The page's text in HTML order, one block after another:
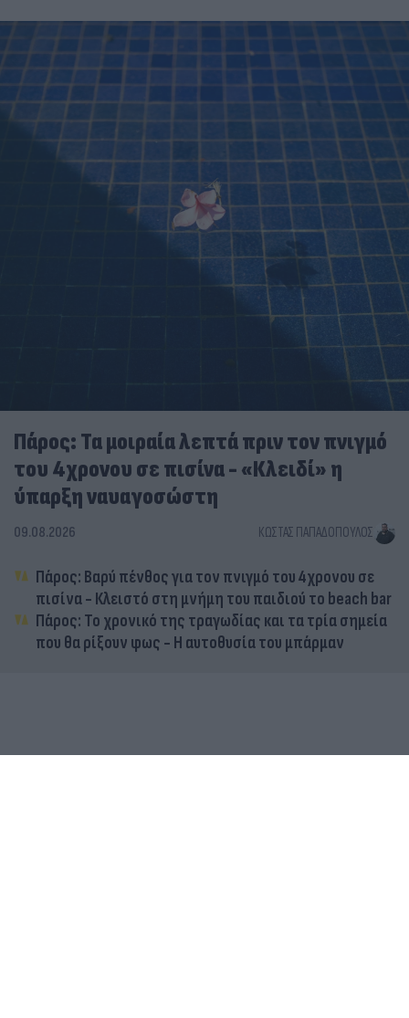
Πάρος: Τα μοιραία λεπτά πριν τον πνιγμό
του 4χρονου σε πισίνα - «Κλειδί» η
ύπαρξη ναυαγοσώστη
09.08.2026 ΚΏΣΤΑΣ ΠΑΠΑΔΌΠΟΥΛΟΣ
Πάρος: Βαρύ πένθος για τον πνιγμό του 4χρονου σε
πισίνα - Κλειστό στη μνήμη του παιδιού το beach bar
Πάρος: Το χρονικό της τραγωδίας και τα τρία σημεία
που θα ρίξουν φως - Η αυτοθυσία του μπάρμαν